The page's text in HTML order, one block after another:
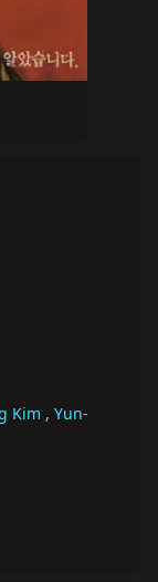
Kim , Yun-